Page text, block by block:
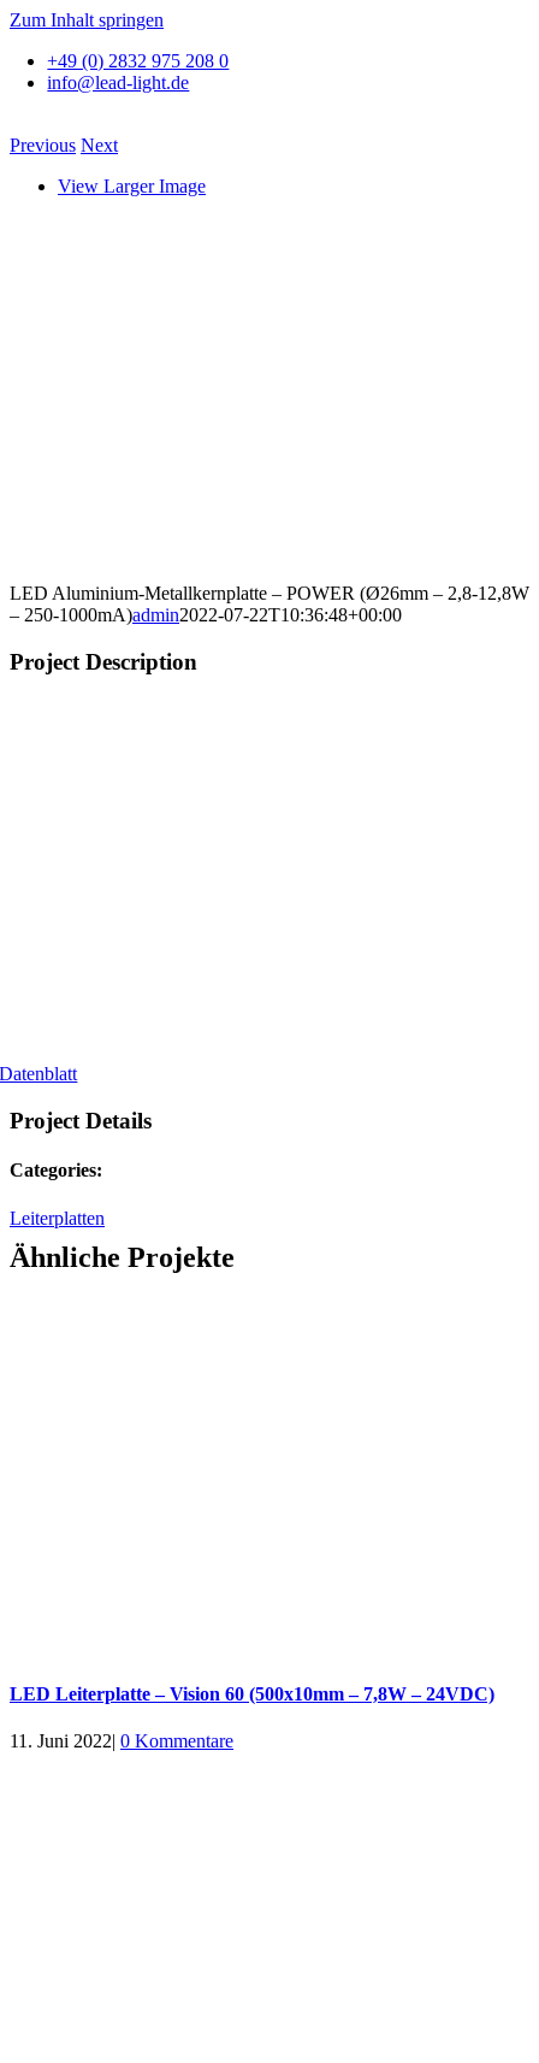
Zum Inhalt springen
+49 (0) 2832 975 208 0
info@lead-light.de
Previous Next
View Larger Image
LED Aluminium-Metallkernplatte – POWER (Ø26mm – 2,8-12,8W
– 250-1000mA)admin2022-07-22T10:36:48+00:00
Project Description
Datenblatt
Project Details
Categories:
Leiterplatten
Ähnliche Projekte
LED Leiterplatte – Vision 60 (500x10mm – 7,8W – 24VDC)
11. Juni 2022| 0 Kommentare